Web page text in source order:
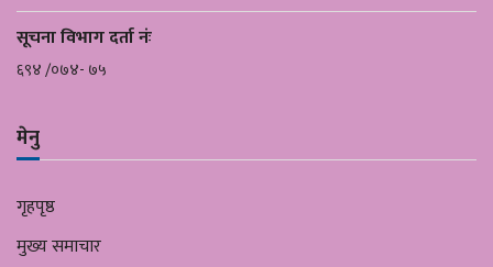
सूचना विभाग दर्ता नंः
६९४ /०७४- ७५
मेनु
गृहपृष्ठ
मुख्य समाचार